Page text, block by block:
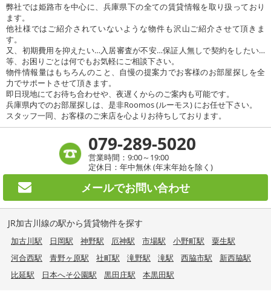
弊社では姫路市を中心に、兵庫県下の全ての賃貸情報を取り扱っており
ます。
他社様ではご紹介されていないような物件も沢山ご紹介させて頂きま
す。
又、初期費用を抑えたい…入居審査が不安…保証人無しで契約をしたい…
等、お困りごとは何でもお気軽にご相談下さい。
物件情報量はもちろんのこと、自慢の提案力でお客様のお部屋探しを全
力でサポートさせて頂きます。
即日現地にてお待ち合わせや、夜遅くからのご案内も可能です。
兵庫県内でのお部屋探しは、是非Roomos (ルーモス) にお任せ下さい。
スタッフ一同、お客様のご来店を心よりお待ちしております。
079-289-5020
営業時間：9:00～19:00
定休日：年中無休 (年末年始を除く)
メールでお問い合わせ
JR加古川線の駅から賃貸物件を探す
加古川駅 日岡駅 神野駅 厄神駅 市場駅 小野町駅
粟生駅
河合西駅
青野ヶ原駅 社町駅 滝野駅 滝駅 西脇市駅
新西脇駅
比延駅
日本へそ公園駅 黒田庄駅 本黒田駅